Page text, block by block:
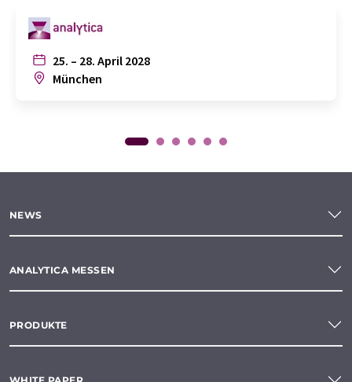
25. – 28. April 2028
München
NEWS
ANALYTICA MESSEN
PRODUKTE